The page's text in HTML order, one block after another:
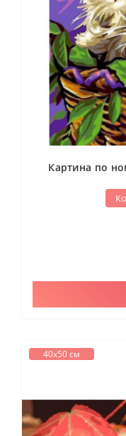
Картина по
40х50 см